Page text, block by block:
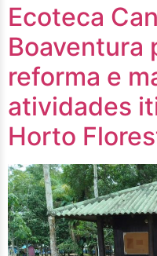
Ecoteca
Boaventura
reforma e
atividades
Horto